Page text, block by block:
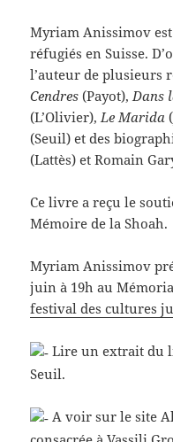
Myriam Anissimov est
réfugiés en Suisse.
l’auteur de plusieurs
Cendres (Payot),Dans
(L’Olivier),Le Marida
(Seuil) et des
(Lattès) et Romain
Ce livre a reçu le
Mémoire de la Shoah.
Myriam Anissimov
juin à 19h au
festival des cultures
Lire un extrait du
Seuil.
A voir sur le site